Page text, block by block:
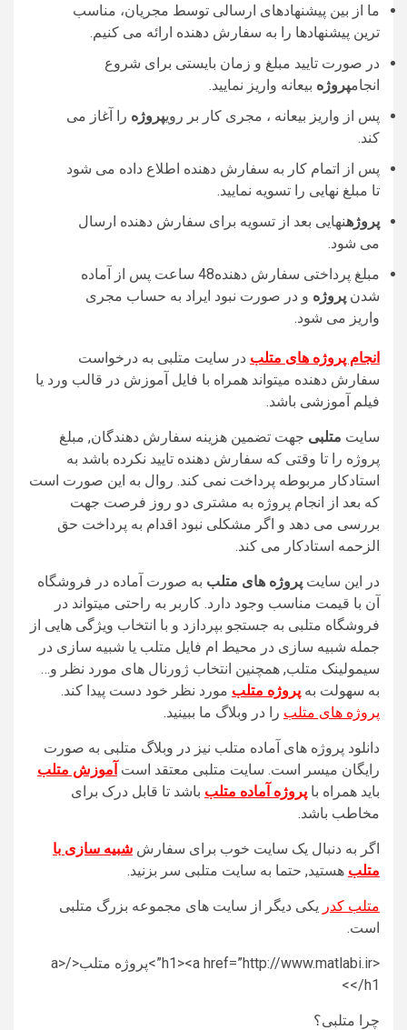
ما از بین پیشنهادهای ارسالی توسط مجریان، مناسب
ترین پیشنهادها را به سفارش دهنده ارائه می کنیم.
در صورت تایید مبلغ و زمان بایستی برای شروع
انجامپروژه بیعانه واریز نمایید.
پس از واریز بیعانه ، مجری کار بر رویپروژه را آغاز می
کند.
پس از اتمام کار به سفارش دهنده اطلاع داده می شود
تا مبلغ نهایی را تسویه نمایید.
پروژهنهایی بعد از تسویه برای سفارش دهنده ارسال
می شود.
مبلغ پرداختی سفارش دهنده48 ساعت پس از آماده
شدن پروژه و در صورت نبود ایراد به حساب مجری
واریز می شود.
انجام پروژه های متلب در سایت متلبی به درخواست
سفارش دهنده میتواند همراه با فایل آموزش در قالب ورد یا
فیلم آموزشی باشد.
سایت متلبی جهت تضمین هزینه سفارش دهندگان, مبلغ
پروژه را تا وقتی که سفارش دهنده تایید نکرده باشد به
استادکار مربوطه پرداخت نمی کند. روال به این صورت است
که بعد از انجام پروژه به مشتری دو روز فرصت جهت
بررسی می دهد و اگر مشکلی نبود اقدام به پرداخت حق
الزحمه استادکار می کند.
در این سایت پروژه های متلب به صورت آماده در فروشگاه
آن با قیمت مناسب وجود دارد. کاربر به راحتی میتواند در
فروشگاه متلبی به جستجو بپردازد و با انتخاب ویژگی هایی از
جمله شبیه سازی در محیط ام فایل متلب یا شبیه سازی در
سیمولینک متلب, همچنین انتخاب ژورنال های مورد نظر و…
به سهولت به پروژه متلب مورد نظر خود دست پیدا کند.
پروژه های متلب را در وبلاگ ما ببینید.
دانلود پروژه های آماده متلب نیز در وبلاگ متلبی به صورت
رایگان میسر است. سایت متلبی معتقد است آموزش متلب
باید همراه با پروژه آماده متلب باشد تا قابل درک برای
مخاطب باشد.
اگر به دنبال یک سایت خوب برای سفارش شبیه سازی با
متلب هستید, حتما به سایت متلبی سر بزنید.
متلب کدر یکی دیگر از سایت های مجموعه بزرگ متلبی
است.
<h1><a href=”http://www.matlabi.ir”>پروژه متلب</a>
</h1>
چرا متلبی؟